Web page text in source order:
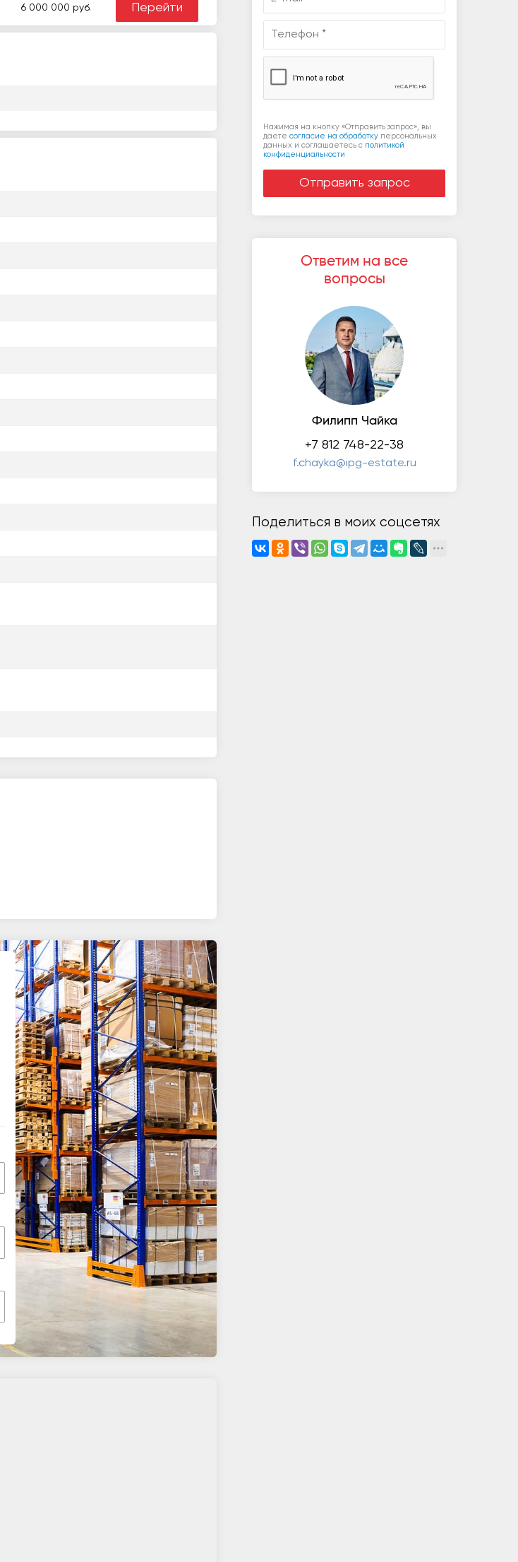
6 000 000 руб. Перейти
Нажимая на кнопку «Отправить запрос», вы
даете согласие на обработку персональных
данных и соглашаетесь c политикой
конфиденциальности
Ответим на все
вопросы
Филипп Чайка
+7 812 748-22-38
f.chayka@ipg-estate.ru
Поделиться в моих соцсетях